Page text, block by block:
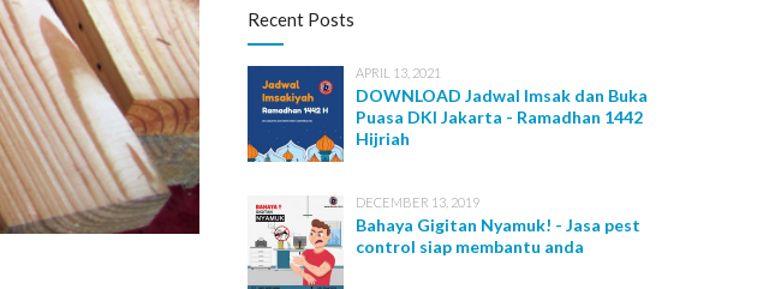
Recent Posts
APRIL 13, 2021
DOWNLOAD Jadwal Imsak dan Buka
Puasa DKI Jakarta - Ramadhan 1442
Hijriah
DECEMBER 13, 2019
Bahaya Gigitan Nyamuk! - Jasa pest
control siap membantu anda